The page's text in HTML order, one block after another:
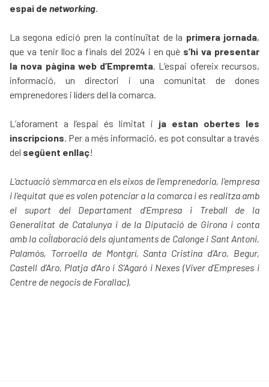
espai de networking
La segona edició pren la continuïtat de la primera jornada,
que va tenir lloc a finals del 2024 i en què s’hi va presentar
la nova pàgina web d’Empremta . L’espai ofereix recursos,
informació, un directori i una comunitat de dones
emprenedores i líders del la comarca.
L’aforament a l’espai és limitat i ja estan obertes les
inscripcions . Per a més informació, es pot consultar a través
del següent enllaç!
L'actuació s'emmarca en els eixos de l'emprenedoria, l'empresa
i l'equitat que es volen potenciar a la comarca i es realitza amb
el suport del Departament d'Empresa i Treball de la
Generalitat de Catalunya i de la Diputació de Girona i conta
amb la col·laboració dels ajuntaments de Calonge i Sant Antoni,
Palamós, Torroella de Montgrí, Santa Cristina d’Aro, Begur,
Castell d’Aro, Platja d’Aro i S’Agaró i Nexes (Viver d’Empreses i
Centre de negocis de Forallac).